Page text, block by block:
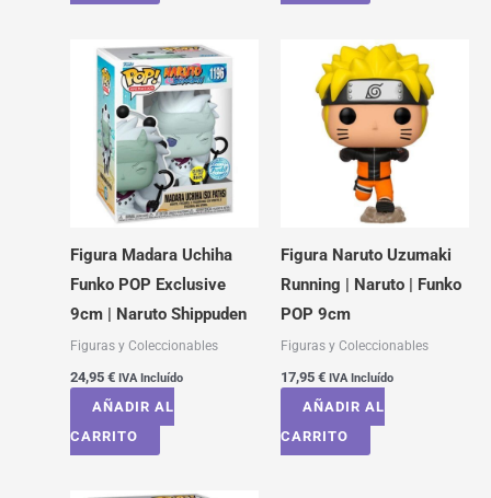
Figura Madara Uchiha
Funko POP Exclusive
9cm | Naruto Shippuden
Figuras y Coleccionables
24,95 € IVA Incluído
AÑADIR AL
CARRITO
Figura Naruto Uzumaki
Running | Naruto | Funko
POP 9cm
Figuras y Coleccionables
17,95 € IVA Incluído
AÑADIR AL
CARRITO